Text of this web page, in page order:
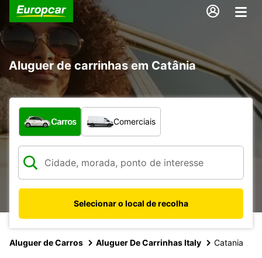
Aluguer de carrinhas em Catânia
Que tipo de veículo pretende?
Carros Comerciais
Selecionar o local de recolha
Aluguer de Carros Aluguer De Carrinhas Italy Catania